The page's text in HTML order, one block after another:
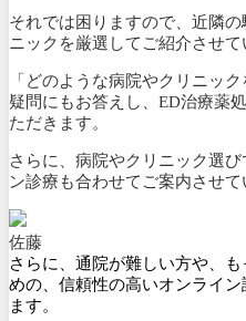
それでは困りますので、近隣
ニックを厳選してご紹介させて
「どのような病院やクリニッ
疑問にもお答えし、ED治療薬
ただきます。
さらに、病院やクリニック選
ン診療も合わせてご案内させて
佐藤
さらに、通院が難しい方や、
めの、信頼性の高いオンライ
ます。